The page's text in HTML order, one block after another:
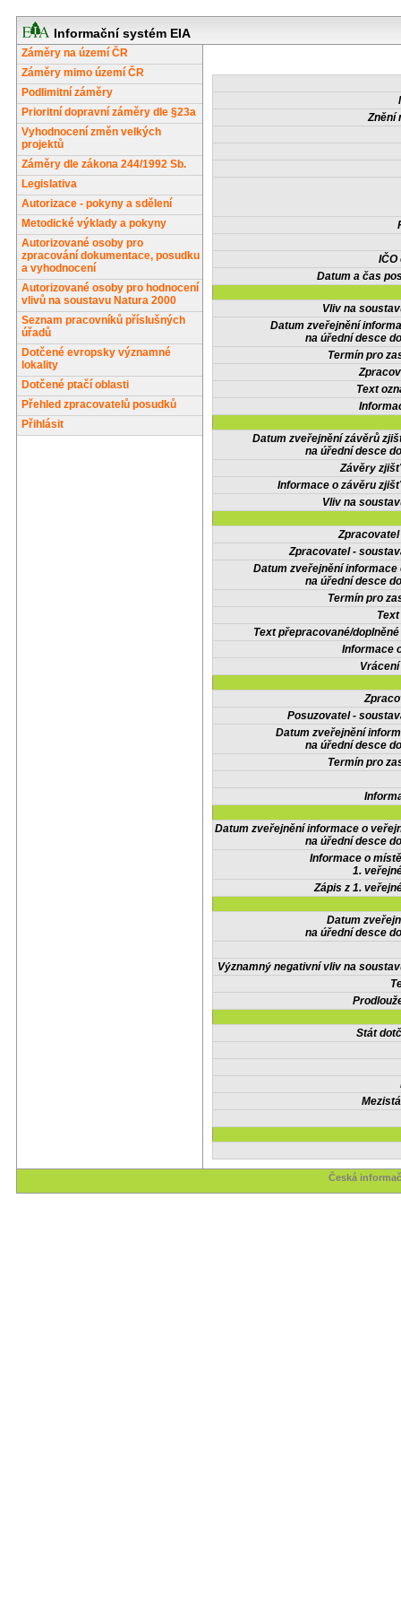
Informační systém EIA
Záměry na území ČR
Záměry mimo území ČR
Podlimitní záměry
Prioritní dopravní záměry dle §23a
Vyhodnocení změn velkých
projektů
Záměry dle zákona 244/1992 Sb.
Legislativa
Autorizace - pokyny a sdělení
Metodické výklady a pokyny
Autorizované osoby pro
zpracování dokumentace, posudku
a vyhodnocení
Autorizované osoby pro hodnocení
vlivů na soustavu Natura 2000
Seznam pracovníků příslušných
úřadů
Dotčené evropsky významné
lokality
Dotčené ptačí oblasti
Přehled zpracovatelů posudků
Přihlásit
Znění
IČO
Datum a čas
Vliv na
Datum zveřejnění
na úřední desce
Termín pro
Text
Datum zveřejnění závěrů
na úřední desce
Závěry
Informace o závěru
Vliv na
Zpracovatel -
Datum zveřejnění informace
na úřední desce
Termín pro
Text přepracované/
Informace
Posuzovatel -
Datum zveřejnění
na úřední desce
Termín pro
Datum zveřejnění informace o
na úřední desce
Informace o
1.
Zápis z 1.
Datum
na úřední desce
Významný negativní vliv na
Stát
Česká